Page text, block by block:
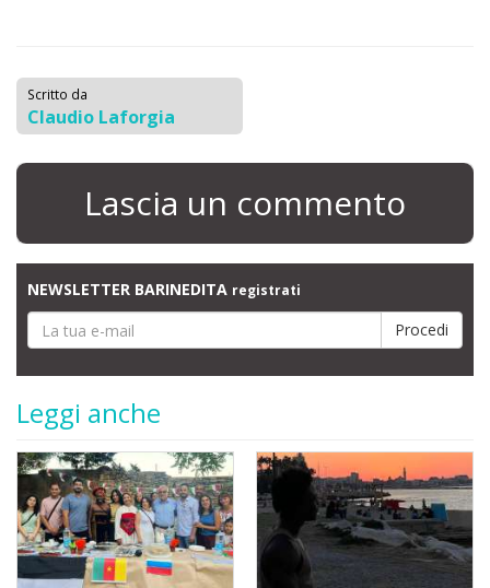
Scritto da
Claudio Laforgia
Lascia un commento
NEWSLETTER BARINEDITA registrati
Leggi anche